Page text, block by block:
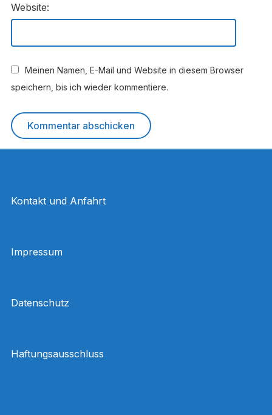
Website:
Meinen Namen, E-Mail und Website in diesem Browser
speichern, bis ich wieder kommentiere.
Kontakt und Anfahrt
Impressum
Datenschutz
Haftungsausschluss